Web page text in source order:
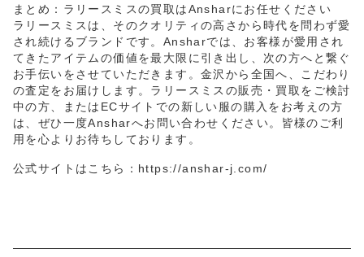
まとめ：ラリースミスの買取はAnsharにお任せください
ラリースミスは、そのクオリティの高さから時代を問わず愛
され続けるブランドです。Ansharでは、お客様が愛用され
てきたアイテムの価値を最大限に引き出し、次の方へと繋ぐ
お手伝いをさせていただきます。金沢から全国へ、こだわり
の査定をお届けします。ラリースミスの販売・買取をご検討
中の方、またはECサイトでの新しい服の購入をお考えの方
は、ぜひ一度Ansharへお問い合わせください。皆様のご利
用を心よりお待ちしております。
公式サイトはこちら： https://anshar-j.com/